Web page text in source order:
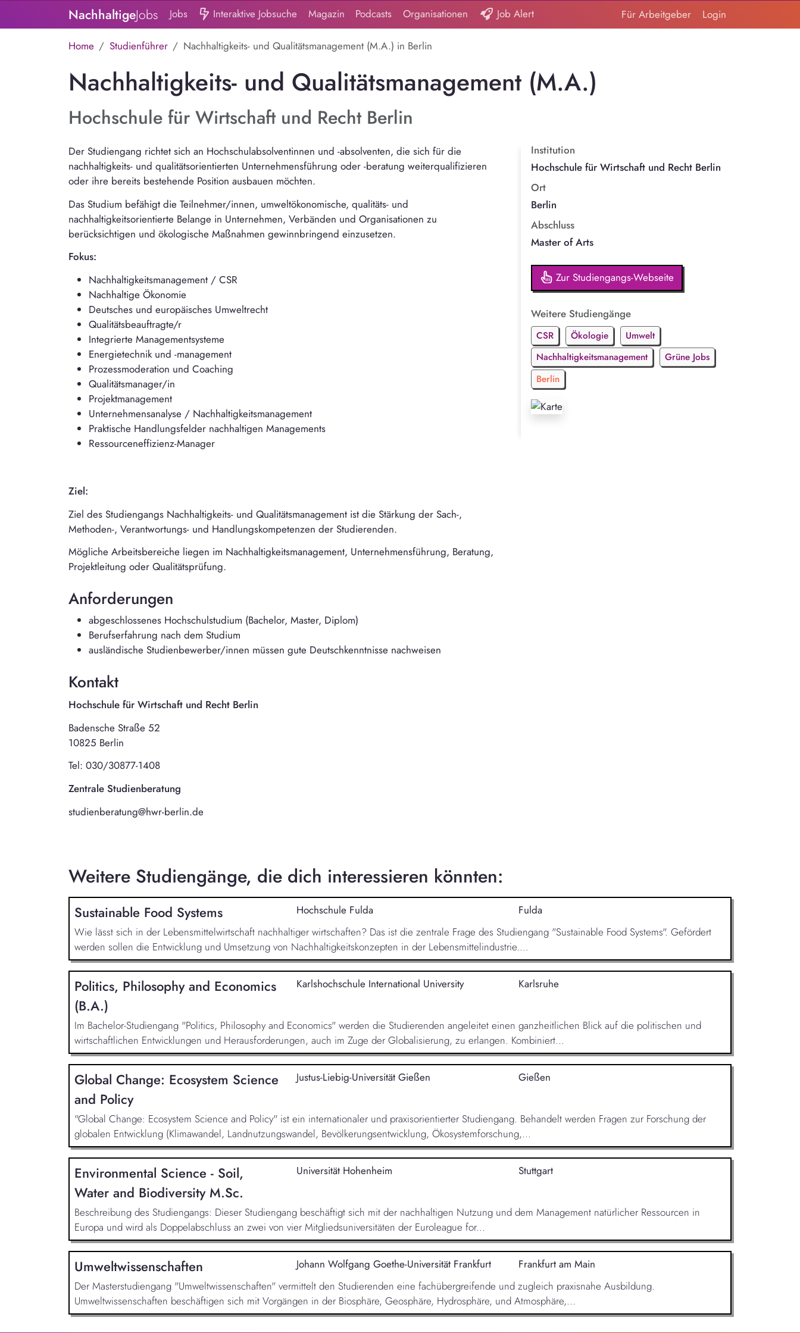
NachhaltigeJobs Jobs Interaktive Jobsuche Magazin Podcasts Organisationen Job Alert Für Arbeitgeber Login
Home Studienführer Nachhaltigkeits- und Qualitätsmanagement (M.A.) in Berlin
Nachhaltigkeits- und Qualitätsmanagement (M.A.)
Hochschule für Wirtschaft und Recht Berlin
Institution
Hochschule für Wirtschaft und Recht Berlin
Ort
Berlin
Abschluss
Master of Arts
Zur Studiengangs-Webseite
Weitere Studiengänge
CSR Ökologie
Umwelt
Nachhaltigkeitsmanagement
Grüne Jobs
Berlin
Der Studiengang richtet sich an Hochschulabsolventinnen und -absolventen, die sich für die
nachhaltigkeits- und qualitätsorientierten Unternehmensführung oder -beratung weiterqualifizieren
oder ihre bereits bestehende Position ausbauen möchten.
Das Studium befähigt die Teilnehmer/innen, umweltökonomische, qualitäts- und
nachhaltigkeitsorientierte Belange in Unternehmen, Verbänden und Organisationen zu
berücksichtigen und ökologische Maßnahmen gewinnbringend einzusetzen.
Fokus:
Nachhaltigkeitsmanagement / CSR
Nachhaltige Ökonomie
Deutsches und europäisches Umweltrecht
Qualitätsbeauftragte/r
Integrierte Managementsysteme
Energietechnik und -management
Prozessmoderation und Coaching
Qualitätsmanager/in
Projektmanagement
Unternehmensanalyse / Nachhaltigkeitsmanagement
Praktische Handlungsfelder nachhaltigen Managements
Ressourceneffizienz-Manager
Ziel:
Ziel des Studiengangs Nachhaltigkeits- und Qualitätsmanagement ist die Stärkung der Sach-,
Methoden-, Verantwortungs- und Handlungskompetenzen der Studierenden.
Mögliche Arbeitsbereiche liegen im Nachhaltigkeitsmanagement, Unternehmensführung, Beratung,
Projektleitung oder Qualitätsprüfung.
Anforderungen
abgeschlossenes Hochschulstudium (Bachelor, Master, Diplom)
Berufserfahrung nach dem Studium
ausländische Studienbewerber/innen müssen gute Deutschkenntnisse nachweisen
Kontakt
Hochschule für Wirtschaft und Recht Berlin
Badensche Straße 52
10825 Berlin
Tel: 030/30877-1408
Zentrale Studienberatung
studienberatung@hwr-berlin.de
Weitere Studiengänge, die dich interessieren könnten:
Sustainable Food Systems Hochschule Fulda
Fulda
Wie lässt sich in der Lebensmittelwirtschaft nachhaltiger wirtschaften? Das ist die zentrale Frage des Studiengang "Sustainable Food Systems". Gefördert
werden sollen die Entwicklung und Umsetzung von Nachhaltigkeitskonzepten in der Lebensmittelindustrie....
Politics, Philosophy and Economics
(B.A.)
Karlshochschule International University Karlsruhe
Im Bachelor-Studiengang "Politics, Philosophy and Economics" werden die Studierenden angeleitet einen ganzheitlichen Blick auf die politischen und
wirtschaftlichen Entwicklungen und Herausforderungen, auch im Zuge der Globalisierung, zu erlangen. Kombiniert...
Global Change: Ecosystem Science
and Policy
Justus-Liebig-Universität Gießen Gießen
"Global Change: Ecosystem Science and Policy" ist ein internationaler und praxisorientierter Studiengang. Behandelt werden Fragen zur Forschung der
globalen Entwicklung (Klimawandel, Landnutzungswandel, Bevölkerungsentwicklung, Ökosystemforschung,...
Environmental Science - Soil,
Water and Biodiversity M.Sc.
Universität Hohenheim Stuttgart
Beschreibung des Studiengangs: Dieser Studiengang beschäftigt sich mit der nachhaltigen Nutzung und dem Management natürlicher Ressourcen in
Europa und wird als Doppelabschluss an zwei von vier Mitgliedsuniversitäten der Euroleague for...
Umweltwissenschaften Johann Wolfgang Goethe-Universität Frankfurt
Frankfurt am Main
Der Masterstudiengang "Umweltwissenschaften" vermittelt den Studierenden eine fachübergreifende und zugleich praxisnahe Ausbildung.
Umweltwissenschaften beschäftigen sich mit Vorgängen in der Biosphäre, Geosphäre, Hydrosphäre, und Atmosphäre,...